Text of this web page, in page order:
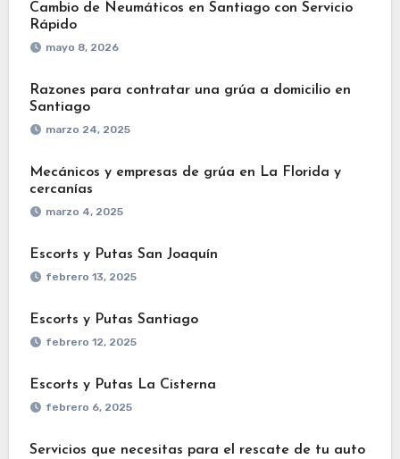
Cambio de Neumáticos en Santiago con Servicio
Rápido
mayo 8, 2026
Razones para contratar una grúa a domicilio en
Santiago
marzo 24, 2025
Mecánicos y empresas de grúa en La Florida y
cercanías
marzo 4, 2025
Escorts y Putas San Joaquín
febrero 13, 2025
Escorts y Putas Santiago
febrero 12, 2025
Escorts y Putas La Cisterna
febrero 6, 2025
Servicios que necesitas para el rescate de tu auto